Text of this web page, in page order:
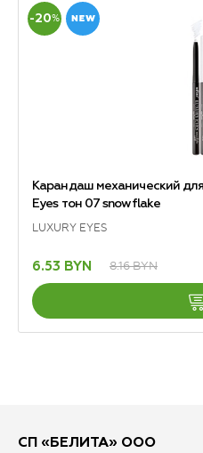
-20%
Карандаш механический
Eyes тон 07 snowflake
LUXURY EYES
6.53 BYN 8.16 BYN
СП «БЕЛИТА» ООО